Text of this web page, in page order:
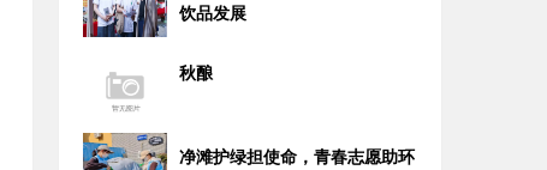
饮品发展
秋酿
净滩护绿担使命，青春志愿助环